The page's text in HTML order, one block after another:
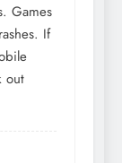
Games
If
out